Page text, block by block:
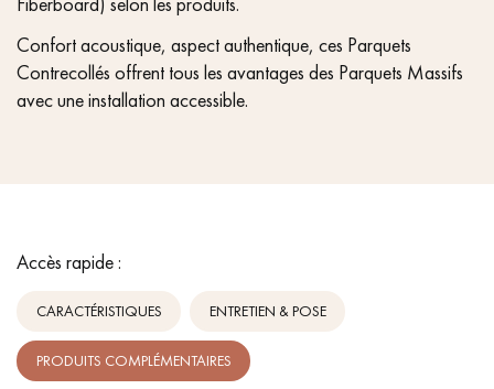
Confort acoustique, aspect authentique, ces Parquets
Contrecollés offrent tous les avantages des Parquets Massifs
avec une installation accessible.
Accès rapide :
CARACTÉRISTIQUES ENTRETIEN & POSE
PRODUITS COMPLÉMENTAIRES